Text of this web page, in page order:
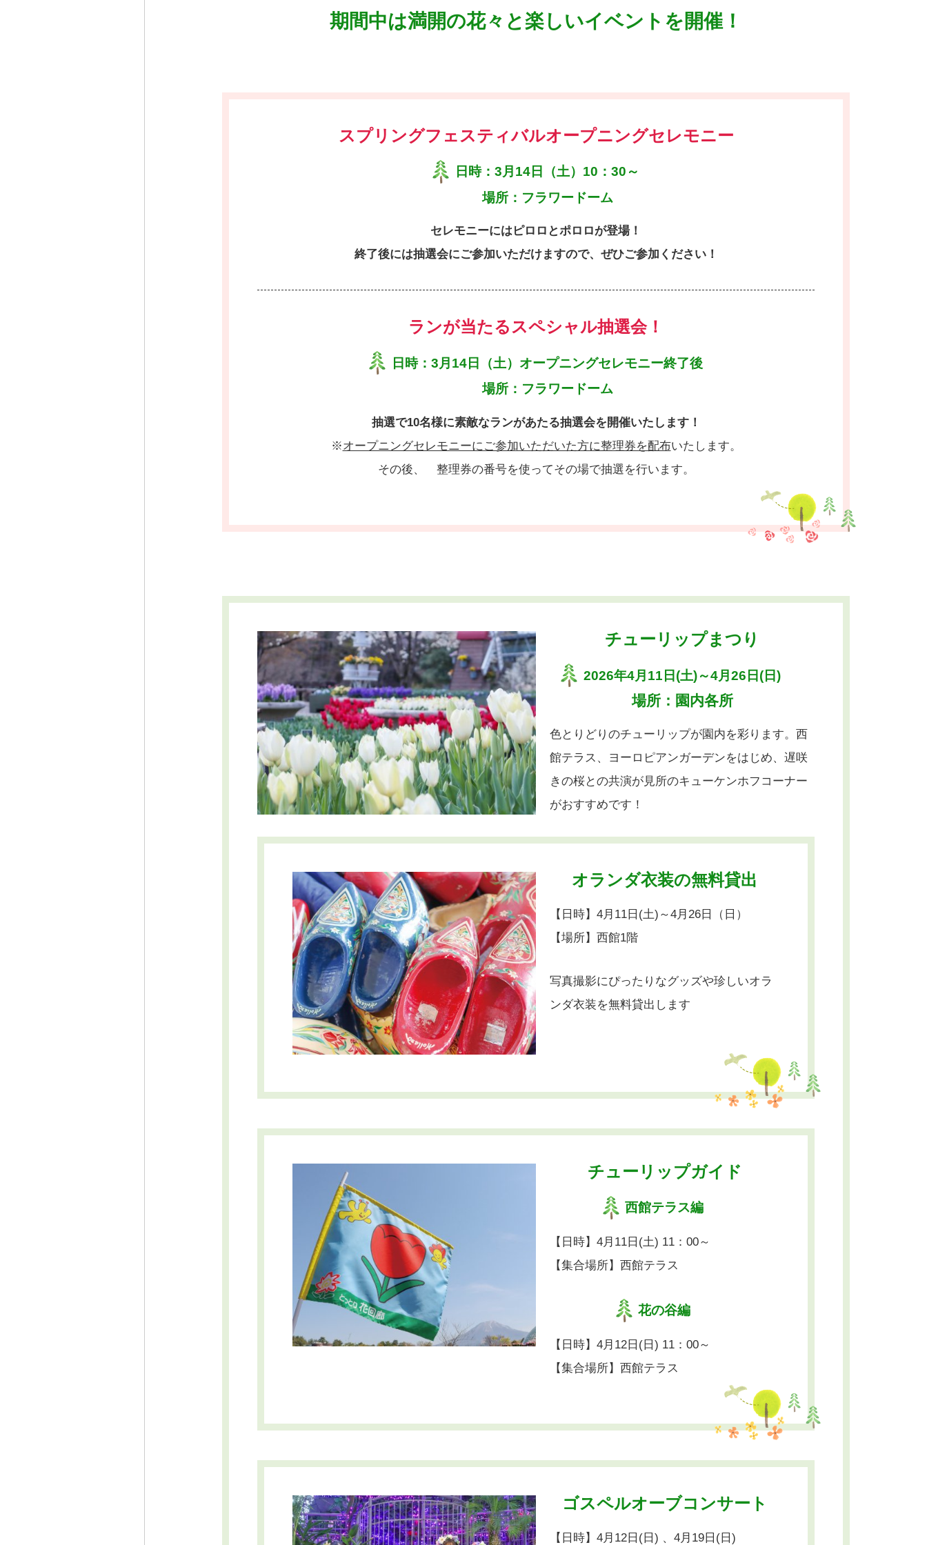
期間中は満開の花々と楽しいイベントを開催！
スプリングフェスティバルオープニングセレモニー
日時：3月14日（土）10：30～
場所：フラワードーム
セレモニーにはピロロとポロロが登場！
終了後には抽選会にご参加いただけますので、ぜひご参加ください！
ランが当たるスペシャル抽選会！
日時：3月14日（土）オープニングセレモニー終了後
場所：フラワードーム
抽選で10名様に素敵なランがあたる抽選会を開催いたします！
※オープニングセレモニーにご参加いただいた方に整理券を配布いたします。
その後、 整理券の番号を使ってその場で抽選を行います。
チューリップまつり
2026年4月11日(土)～4月26日(日)
場所：園内各所
色とりどりのチューリップが園内を彩ります。西
館テラス、ヨーロピアンガーデンをはじめ、遅咲
きの桜との共演が見所のキューケンホフコーナー
がおすすめです！
オランダ衣装の無料貸出
【日時】4月11日(土)～4月26日（日）
【場所】西館1階
写真撮影にぴったりなグッズや珍しいオラ
ンダ衣装を無料貸出します
チューリップガイド
西館テラス編
【日時】4月11日(土) 11：00～
【集合場所】西館テラス
花の谷編
【日時】4月12日(日) 11：00～
【集合場所】西館テラス
ゴスペルオーブコンサート
【日時】4月12日(日) 、4月19日(日)